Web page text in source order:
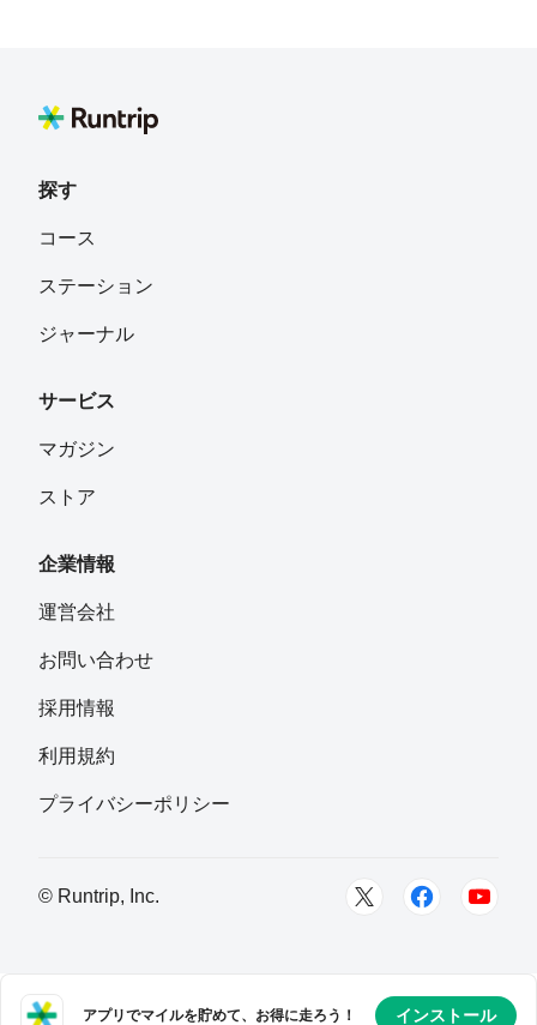
探す
コース
ステーション
ジャーナル
サービス
マガジン
ストア
企業情報
運営会社
お問い合わせ
採用情報
利用規約
プライバシーポリシー
© Runtrip, Inc.
アプリでマイルを貯めて、お得に走ろう！ インストール